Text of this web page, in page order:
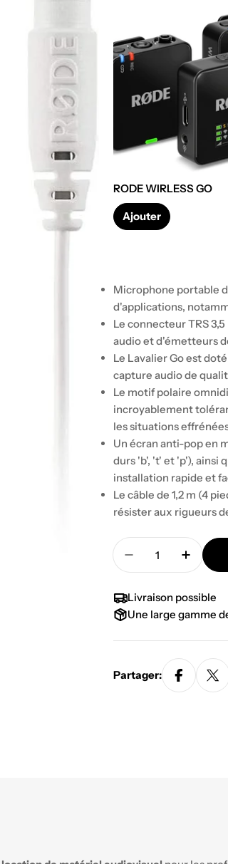
RODE WIRLESS GO
Prix
Ajouter
Microphone portable
d'applications,
Le connecteur TRS
audio et d'émetteurs
Le Lavalier Go est
capture audio de
Le motif polaire
incroyablement
les situations
Un écran anti-pop en
durs 'b', 't' et 'p'), ainsi
installation rapide et
Le câble de 1,2 m (4
résister aux rigueurs
Quantité
Diminuer la
Livraison possible
Une large gamme
Partager: